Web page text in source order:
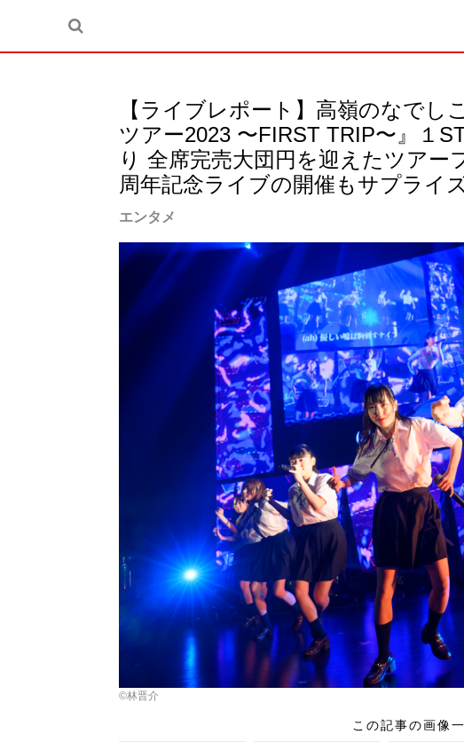
【ライブレポート】⾼嶺のなでし
ツアー2023 〜FIRST TRIP〜』１
り 全席完売⼤団円を迎えたツア
周年記念ライブの開催もサプライ
エンタメ
©林晋介
この記事の画像